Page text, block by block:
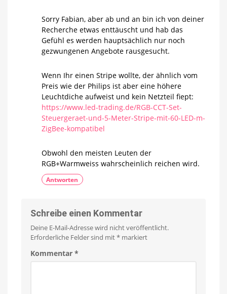
Sorry Fabian, aber ab und an bin ich von deiner
Recherche etwas enttäuscht und hab das
Gefühl es werden hauptsächlich nur noch
gezwungenen Angebote rausgesucht.
Wenn Ihr einen Stripe wollte, der ähnlich vom
Preis wie der Philips ist aber eine höhere
Leuchtdiche aufweist und kein Netzteil fiept:
https://www.led-trading.de/RGB-CCT-Set-
Steuergeraet-und-5-Meter-Stripe-mit-60-LED-m-
ZigBee-kompatibel
Obwohl den meisten Leuten der
RGB+Warmweiss wahrscheinlich reichen wird.
Antworten
Schreibe einen Kommentar
Deine E-Mail-Adresse wird nicht veröffentlicht.
Erforderliche Felder sind mit* markiert
Kommentar *